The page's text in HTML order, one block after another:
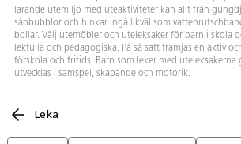
lärande utemiljö med uteaktiviteter kan allt från
såpbubblor och hinkar ingå likväl som
bollar. Välj utemöbler och uteleksaker för barn i skola
lekfulla och pedagogiska. På så sätt främjas en aktiv
förskola och fritids. Barn som leker med uteleksakerna
utvecklas i samspel, skapande och motorik.
Leka